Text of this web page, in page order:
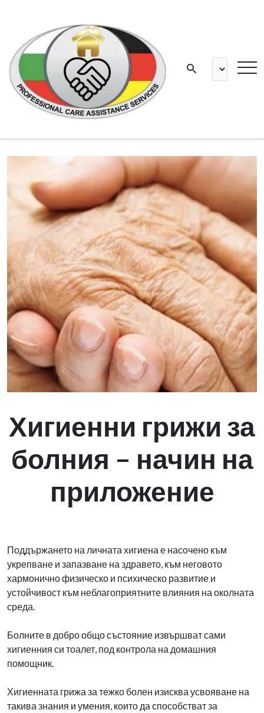
Хигиенни грижи за
болния – начин на
приложение
Поддържането на личната хигиена е насочено към
укрепване и запазване на здравето, към неговото
хармонично физическо и психическо развитие и
устойчивост към неблагоприятните влияния на околната
среда.
Болните в добро общо състояние извършват сами
хигиенния си тоалет, под контрола на домашния
помощник.
Хигиенната грижа за тежко болен изисква усвояване на
такива знания и умения, които да способстват за